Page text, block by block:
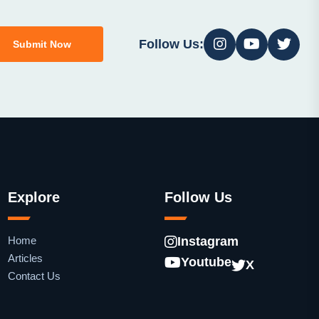
Submit Now Follow Us:
Explore
Home
Articles
Contact Us
Follow Us
Instagram
Youtube
X